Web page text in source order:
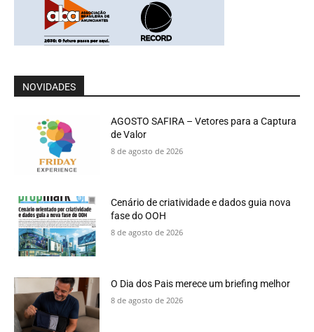
NOVIDADES
AGOSTO SAFIRA – Vetores para a Captura
de Valor
8 de agosto de 2026
Cenário de criatividade e dados guia nova
fase do OOH
8 de agosto de 2026
O Dia dos Pais merece um briefing melhor
8 de agosto de 2026